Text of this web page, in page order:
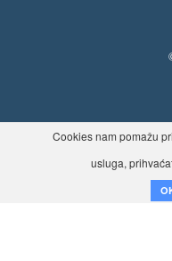
Cookies nam pomažu
usluga,